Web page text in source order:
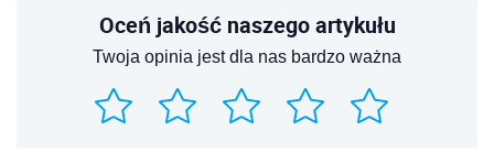
Oceń jakość naszego artykułu
Twoja opinia jest dla nas bardzo ważna